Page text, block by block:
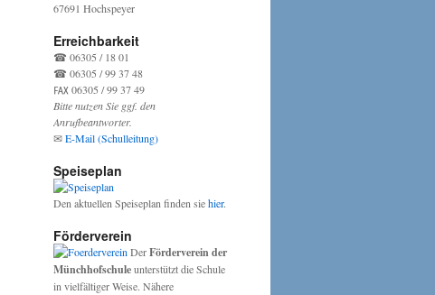
67691 Hochspeyer
Erreichbarkeit
☎ 06305 / 18 01
☎ 06305 / 99 37 48
℻ 06305 / 99 37 49
Bitte nutzen Sie ggf. den
Anrufbeantworter.
✉E-Mail (Schulleitung)
Speiseplan
Den aktuellen Speiseplan finden siehier.
Förderverein
DerFörderverein der
Münchhofschuleunterstützt die Schule
in vielfältiger Weise. Nähere